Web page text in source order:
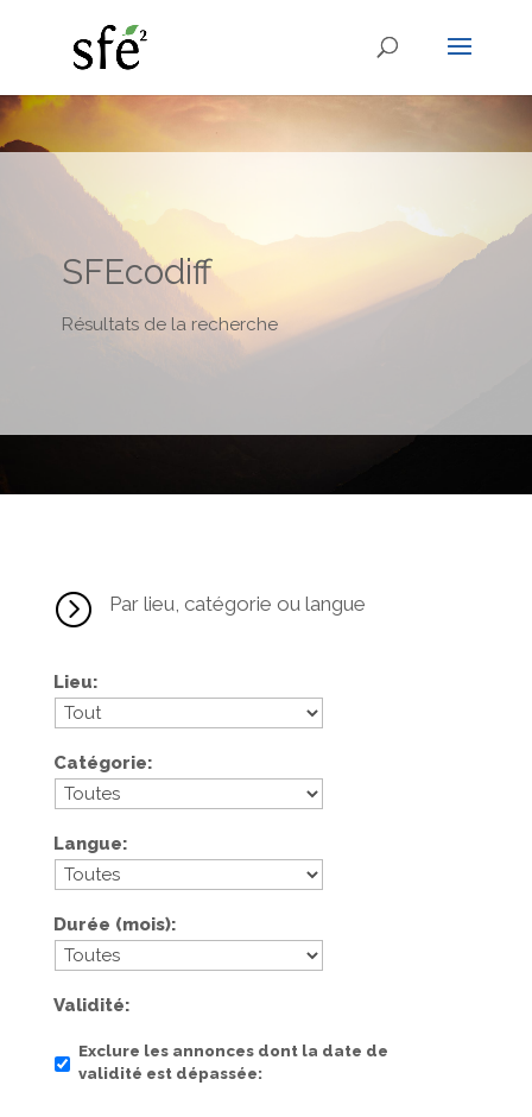
SFEcodiff
Résultats de la recherche
= Par lieu, catégorie ou langue
Lieu
Catégorie
Langue
Durée (mois)
Validité
Exclure les annonces dont la date de
validité est dépassée